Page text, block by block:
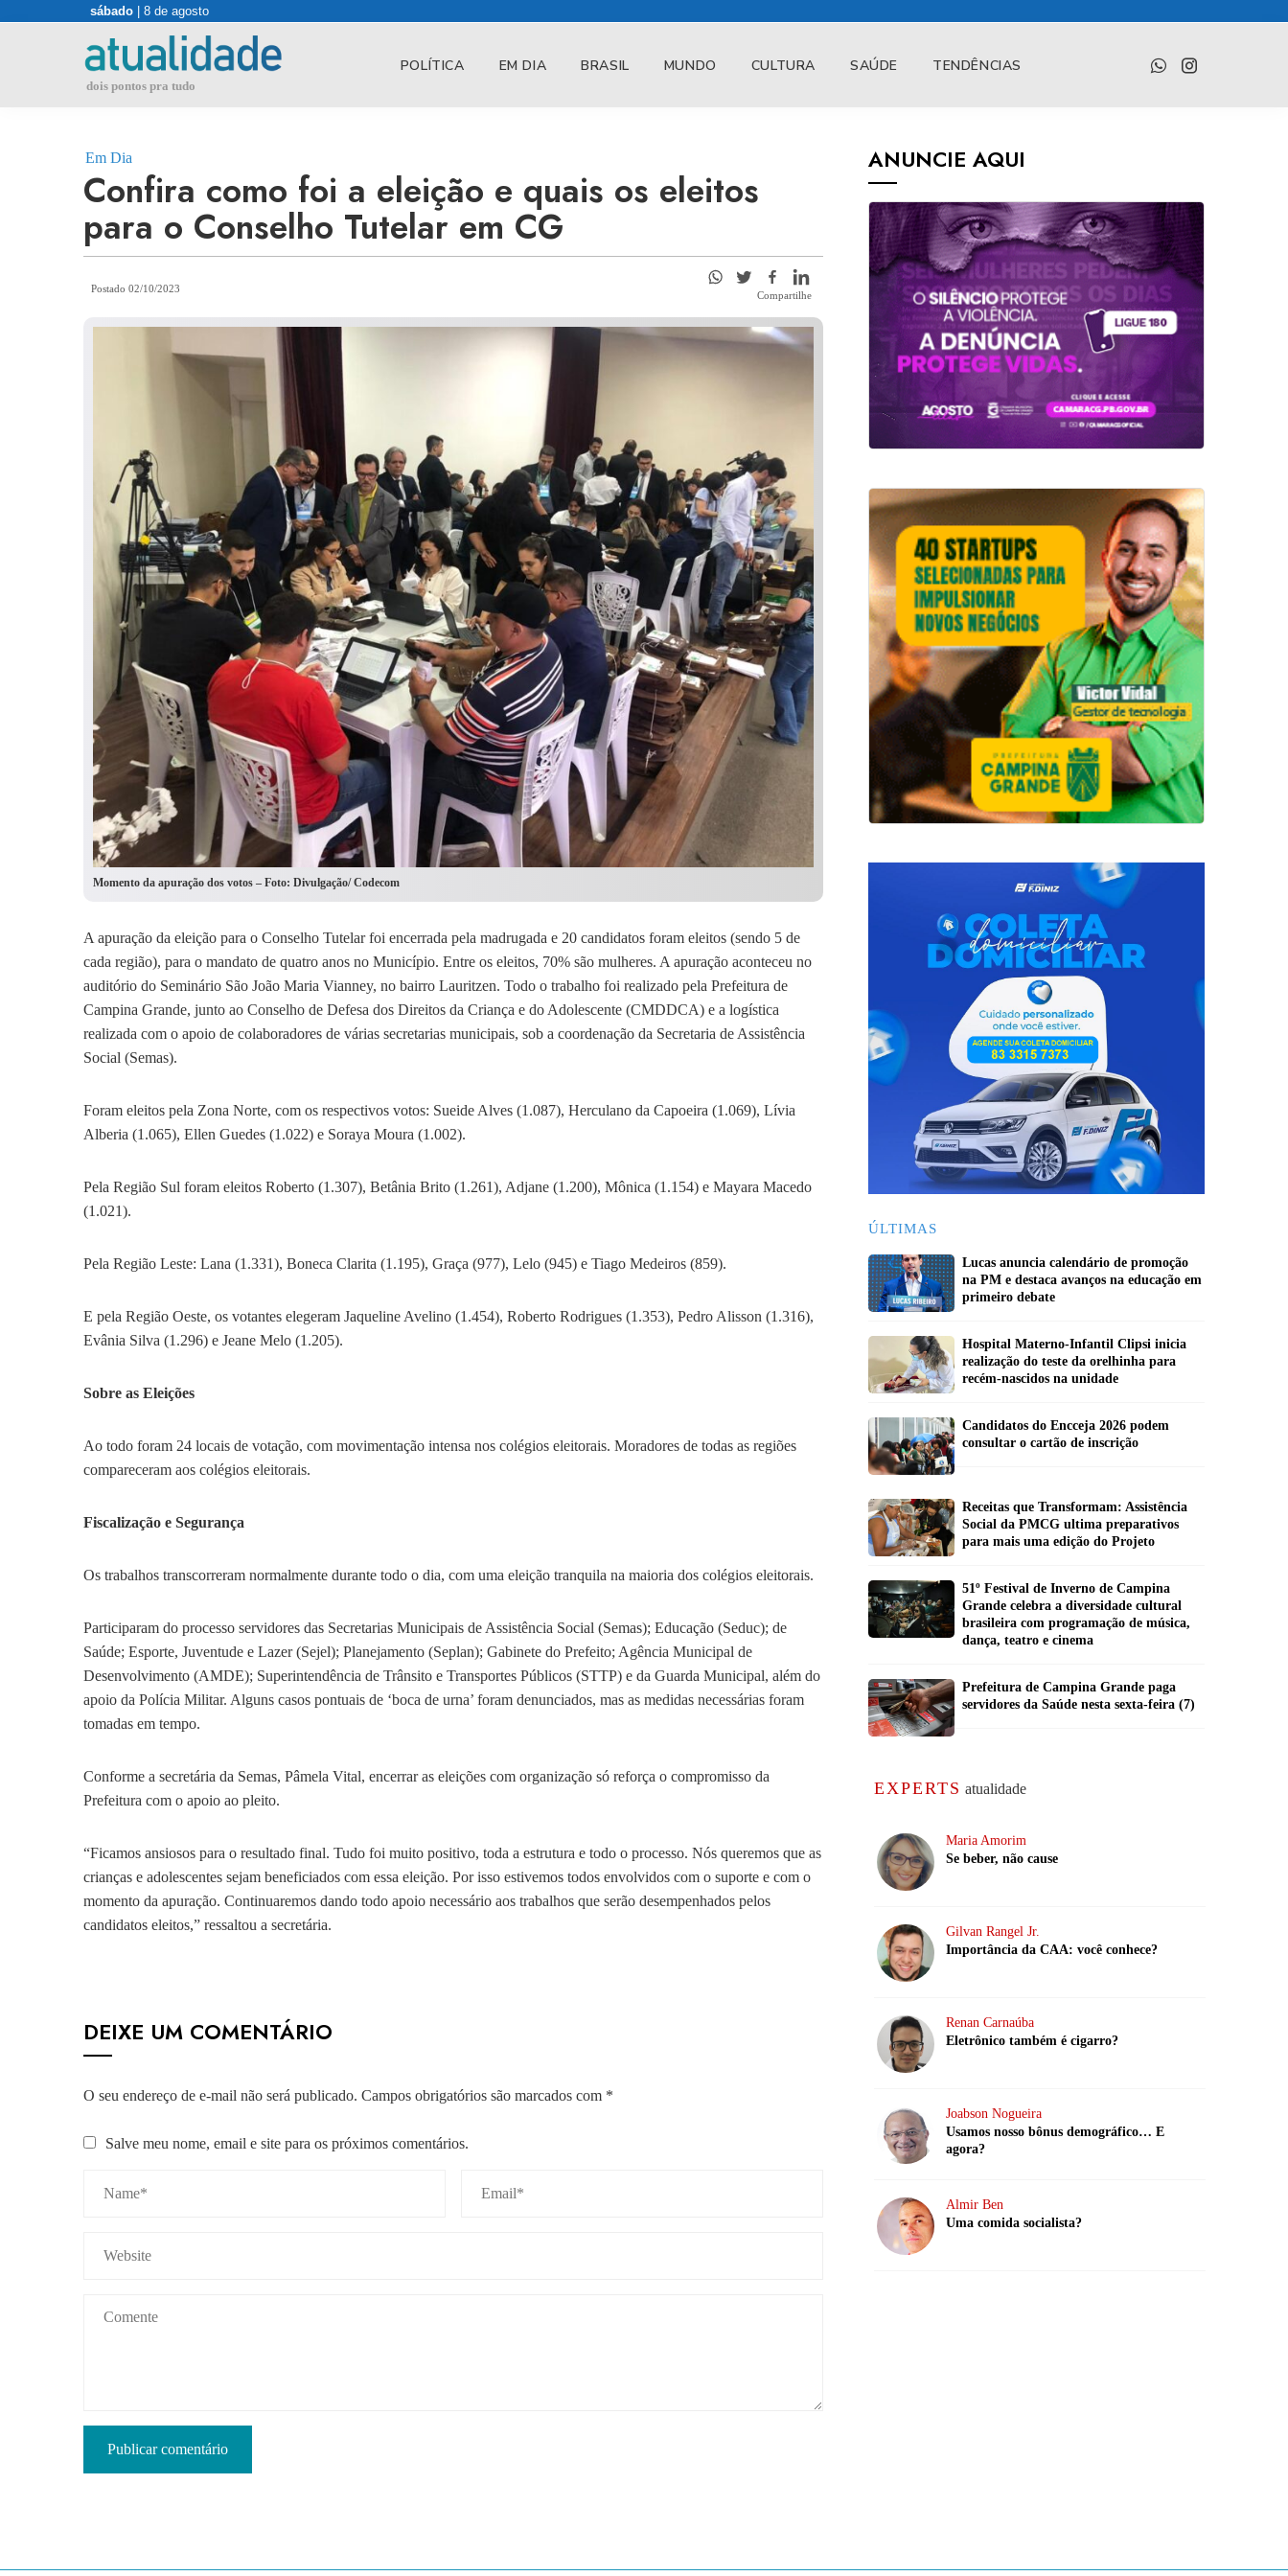
sábado | 8 de agosto
dois pontos pra tudo
POLÍTICA EM DIA BRASIL MUNDO CULTURA SAÚDE TENDÊNCIAS
Em Dia
Confira como foi a eleição e quais os eleitos
para o Conselho Tutelar em CG
Postado 02/10/2023
Compartilhe
Momento da apuração dos votos – Foto: Divulgação/ Codecom
A apuração da eleição para o Conselho Tutelar foi encerrada pela madrugada e 20 candidatos foram eleitos (sendo 5 de
cada região), para o mandato de quatro anos no Município. Entre os eleitos, 70% são mulheres. A apuração aconteceu no
auditório do Seminário São João Maria Vianney, no bairro Lauritzen. Todo o trabalho foi realizado pela Prefeitura de
Campina Grande, junto ao Conselho de Defesa dos Direitos da Criança e do Adolescente (CMDDCA) e a logística
realizada com o apoio de colaboradores de várias secretarias municipais, sob a coordenação da Secretaria de Assistência
Social (Semas).
Foram eleitos pela Zona Norte, com os respectivos votos: Sueide Alves (1.087), Herculano da Capoeira (1.069), Lívia
Alberia (1.065), Ellen Guedes (1.022) e Soraya Moura (1.002).
Pela Região Sul foram eleitos Roberto (1.307), Betânia Brito (1.261), Adjane (1.200), Mônica (1.154) e Mayara Macedo
(1.021).
Pela Região Leste: Lana (1.331), Boneca Clarita (1.195), Graça (977), Lelo (945) e Tiago Medeiros (859).
E pela Região Oeste, os votantes elegeram Jaqueline Avelino (1.454), Roberto Rodrigues (1.353), Pedro Alisson (1.316),
Evânia Silva (1.296) e Jeane Melo (1.205).
Sobre as Eleições
Ao todo foram 24 locais de votação, com movimentação intensa nos colégios eleitorais. Moradores de todas as regiões
compareceram aos colégios eleitorais.
Fiscalização e Segurança
Os trabalhos transcorreram normalmente durante todo o dia, com uma eleição tranquila na maioria dos colégios eleitorais.
Participaram do processo servidores das Secretarias Municipais de Assistência Social (Semas); Educação (Seduc); de
Saúde; Esporte, Juventude e Lazer (Sejel); Planejamento (Seplan); Gabinete do Prefeito; Agência Municipal de
Desenvolvimento (AMDE); Superintendência de Trânsito e Transportes Públicos (STTP) e da Guarda Municipal, além do
apoio da Polícia Militar. Alguns casos pontuais de ‘boca de urna’ foram denunciados, mas as medidas necessárias foram
tomadas em tempo.
Conforme a secretária da Semas, Pâmela Vital, encerrar as eleições com organização só reforça o compromisso da
Prefeitura com o apoio ao pleito.
“Ficamos ansiosos para o resultado final. Tudo foi muito positivo, toda a estrutura e todo o processo. Nós queremos que as
crianças e adolescentes sejam beneficiados com essa eleição. Por isso estivemos todos envolvidos com o suporte e com o
momento da apuração. Continuaremos dando todo apoio necessário aos trabalhos que serão desempenhados pelos
candidatos eleitos,” ressaltou a secretária.
DEIXE UM COMENTÁRIO
O seu endereço de e-mail não será publicado. Campos obrigatórios são marcados com *
Salve meu nome, email e site para os próximos comentários.
ANUNCIE AQUI
ÚLTIMAS
Lucas anuncia calendário de promoção
na PM e destaca avanços na educação em
primeiro debate
Hospital Materno-Infantil Clipsi inicia
realização do teste da orelhinha para
recém-nascidos na unidade
Candidatos do Encceja 2026 podem
consultar o cartão de inscrição
Receitas que Transformam: Assistência
Social da PMCG ultima preparativos
para mais uma edição do Projeto
51º Festival de Inverno de Campina
Grande celebra a diversidade cultural
brasileira com programação de música,
dança, teatro e cinema
Prefeitura de Campina Grande paga
servidores da Saúde nesta sexta-feira (7)
EXPERTS atualidade
Maria Amorim
Se beber, não cause
Gilvan Rangel Jr.
Importância da CAA: você conhece?
Renan Carnaúba
Eletrônico também é cigarro?
Joabson Nogueira
Usamos nosso bônus demográfico… E
agora?
Almir Ben
Uma comida socialista?